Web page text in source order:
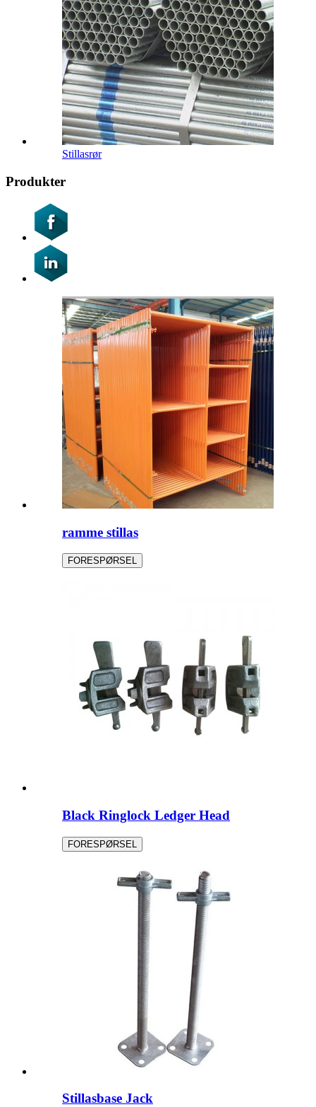
Stillasrør
Produkter
ramme stillas
FORESPØRSEL
Black Ringlock Ledger Head
FORESPØRSEL
Stillasbase Jack